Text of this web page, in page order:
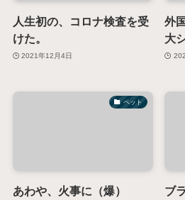
人生初の、コロナ検査を受
けた。
2021年12月4日
外
大
ペット
あわや、火事に（爆）
ブ